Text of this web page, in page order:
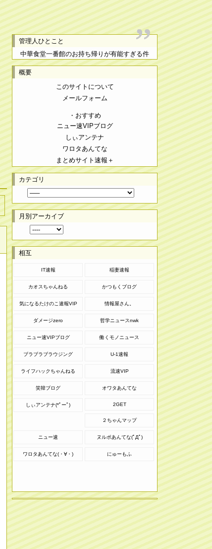
管理人ひとこと
中華食堂一番館のお持ち帰りが有能すぎる件
概要
このサイトについて
メールフォーム
・おすすめ
ニュー速VIPブログ
しぃアンテナ
ワロタあんてな
まとめサイト速報＋
カテゴリ
月別アーカイブ
相互
IT速報 稲妻速報
カオスちゃんねる かつもくブログ
気になるたけのこ速報VIP 情報屋さん。
ダメージzero 哲学ニュースnwk
ニュー速VIPブログ 働くモノニュース
ブラブラブラウジング U-1速報
ライフハックちゃんねる 流速VIP
笑韓ブログ オワタあんてな
しぃアンテナ(*ﾟーﾟ) 2GET
２ちゃんマップ
ニュー速 ヌルポあんてな(ﾟДﾟ)
ワロタあんてな(・∀・) にゅーもふ